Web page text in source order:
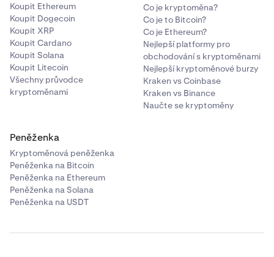
Koupit Ethereum
Koupit Dogecoin
Koupit XRP
Koupit Cardano
Koupit Solana
Koupit Litecoin
Všechny průvodce
kryptoměnami
Co je kryptoměna?
Co je to Bitcoin?
Co je Ethereum?
Nejlepší platformy pro
obchodování s kryptoměnami
Nejlepší kryptoměnové burzy
Kraken vs Coinbase
Kraken vs Binance
Naučte se kryptoměny
Peněženka
Kryptoměnová peněženka
Peněženka na Bitcoin
Peněženka na Ethereum
Peněženka na Solana
Peněženka na USDT